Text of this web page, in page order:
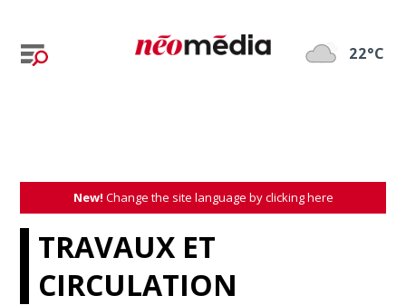
22°C
New! Change the site language by clicking here
TRAVAUX ET
CIRCULATION